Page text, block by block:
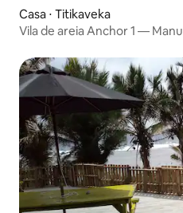
Casa ⋅ Titikaveka
Vila de areia Anchor 1 —